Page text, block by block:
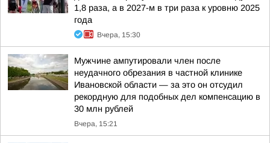
1,8 раза, а в 2027-м в три раза к уровню 2025
года
Вчера, 15:30
Мужчине ампутировали член после
неудачного обрезания в частной клинике
Ивановской области — за это он отсудил
рекордную для подобных дел компенсацию в
30 млн рублей
Вчера, 15:21